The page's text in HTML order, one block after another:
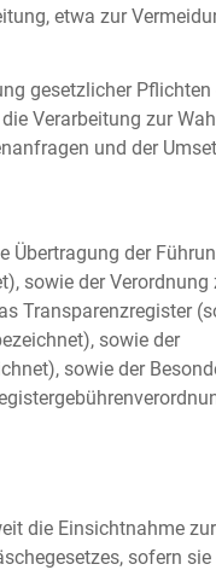
etwa zur
gesetzlicher
Verarbeitung zur
und der
Übertragung der
sowie der
Transparenzregister
sowie der
sowie der
die Einsichtnahme
sofern